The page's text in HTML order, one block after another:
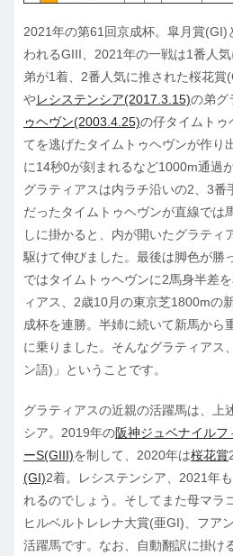
2021年の第61回京成杯。皐月賞(GI)
われるGIII、2021年の一戦は1番人
弟が1着、2番人気に推された桜花賞
やレシステンシア(2017.3.15)の弟グ
ゥヘヴン(2003.4.25)の仔タイムト
てを逃げたタイムトゥヘヴンが作り
に14秒0が刻まれるなど1000m通過
グラティアスは内ラチ沿いの2、3番
だったタイムトゥヘヴンが直線では
しに掛かると、内が開いたグラティ
駆けて伸びました。最後は脚色が勝
ではタイムトゥヘヴンに2馬身半差
ィアス、2歳10月の東京芝1800mの
成杯を連勝。半姉に続いて新馬から
に乗りました。そんなグラティアス
ン語)」ということです。
グラティアスの近親の活躍馬は、上
シア。2019年の阪神ジュベナイルフ
ーS(GIII)を制して、2020年は桜花賞
(GI)2着。レシステンシア、2021年
れるのでしょう。そしてまた母マラ
ヒルベルトレレナ大賞(亜GI)、フア
活躍馬です。なお、自動翻訳に掛け